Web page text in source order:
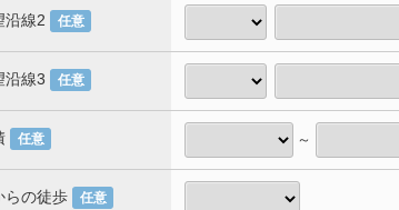
沿線2 任意
沿線3 任意
任意 ～
らの徒歩 任意